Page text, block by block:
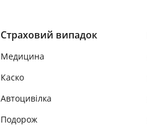
Страховий випадок
Медицина
Каско
Автоцивілка
Подорож